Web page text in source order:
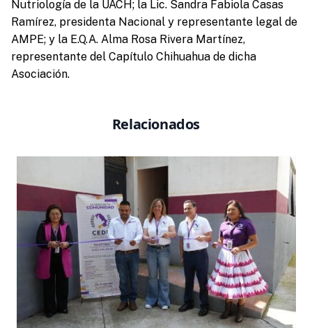
Nutriología de la UACH; la Lic. Sandra Fabiola Casas
Ramírez, presidenta Nacional y representante legal de
AMPE; y la E.Q.A. Alma Rosa Rivera Martínez,
representante del Capítulo Chihuahua de dicha
Asociación.
Relacionados